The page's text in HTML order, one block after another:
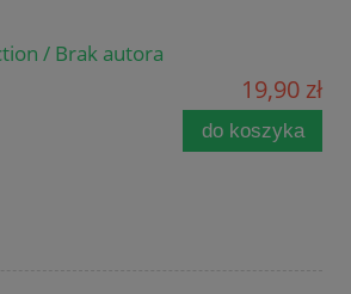
/ Brak autora
19,90 zł
do koszyka